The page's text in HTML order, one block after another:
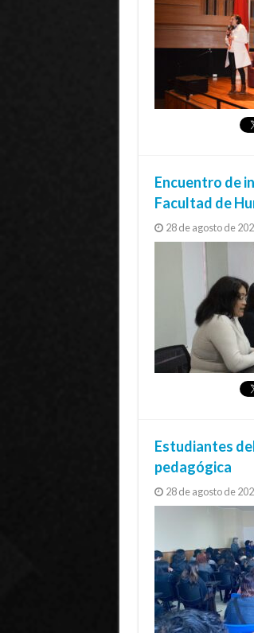
Encuentro de
Facultad de
28 de agosto de
Estudiantes
pedagógica
28 de agosto de